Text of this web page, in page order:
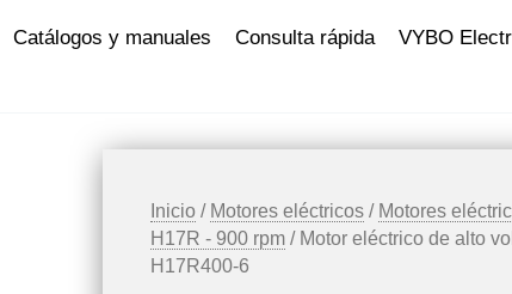
Catálogos y manuales Consulta rápida VYBO
Inicio / Motores eléctricos / Motores
H17R - 900 rpm / Motor eléctrico de alto
H17R400-6